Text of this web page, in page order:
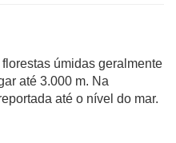
úmidas geralmente
até 3.000 m. Na
até o nível do mar.